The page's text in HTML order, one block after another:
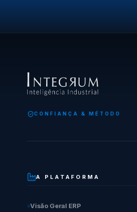
CONFIANÇA & MÉTODO
A PLATAFORMA
Visão Geral ERP